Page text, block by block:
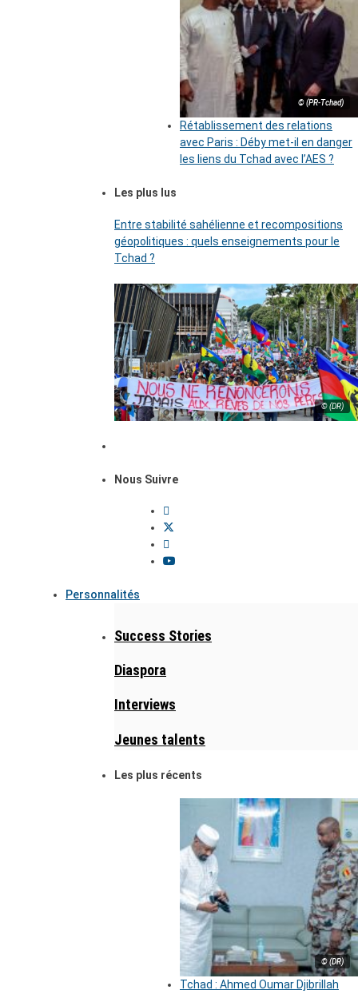
© (PR-Tchad)
Rétablissement des relations
avec Paris : Déby met-il en danger
les liens du Tchad avec l’AES ?
Les plus lus
Entre stabilité sahélienne et recompositions
géopolitiques : quels enseignements pour le
Tchad ?
© (DR)
Nous Suivre
Personnalités
Success Stories
Diaspora
Interviews
Jeunes talents
Les plus récents
© (DR)
Tchad : Ahmed Oumar Djibrillah